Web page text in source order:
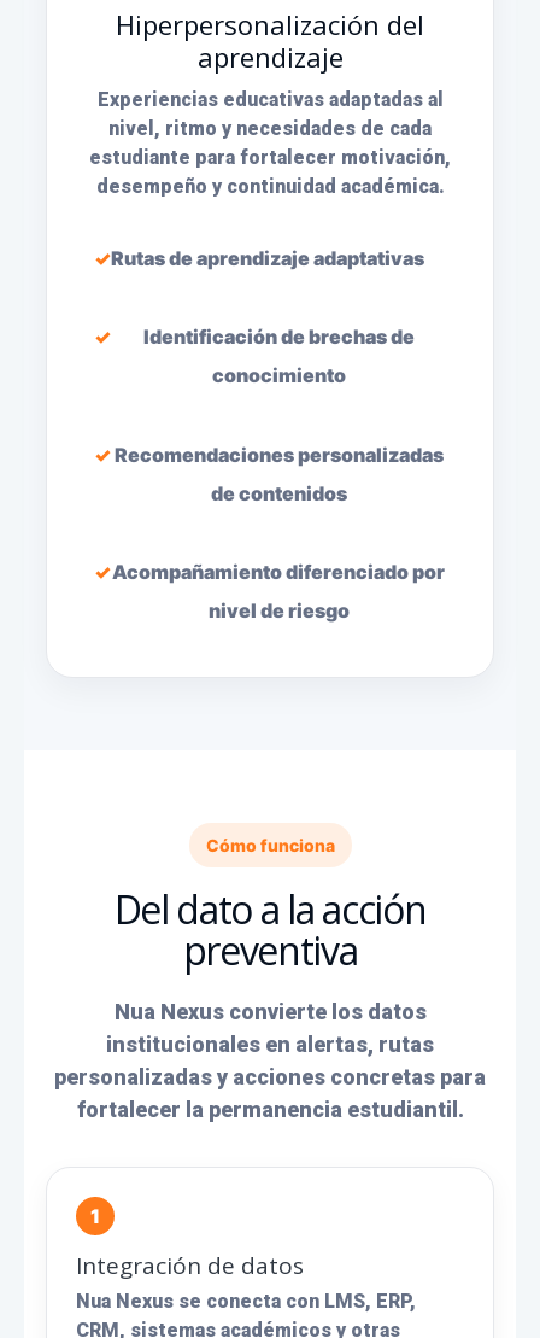
Hiperpersonalización del
aprendizaje
Experiencias educativas adaptadas al
nivel, ritmo y necesidades de cada
estudiante para fortalecer motivación,
desempeño y continuidad académica.
Rutas de aprendizaje adaptativas
Identificación de brechas de
conocimiento
Recomendaciones personalizadas
de contenidos
Acompañamiento diferenciado por
nivel de riesgo
Cómo funciona
Del dato a la acción
preventiva
Nua Nexus convierte los datos
institucionales en alertas, rutas
personalizadas y acciones concretas para
fortalecer la permanencia estudiantil.
Integración de datos
Nua Nexus se conecta con LMS, ERP,
CRM, sistemas académicos y otras